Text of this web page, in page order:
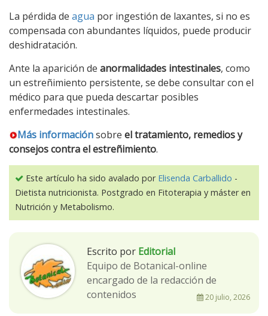
La pérdida de agua por ingestión de laxantes, si no es
compensada con abundantes líquidos, puede producir
deshidratación.
Ante la aparición de anormalidades intestinales, como
un estreñimiento persistente, se debe consultar con el
médico para que pueda descartar posibles
enfermedades intestinales.
Más informaciónsobre el tratamiento, remedios y
consejos contra el estreñimiento.
Este artículo ha sido avalado por Elisenda Carballido -
Dietista nutricionista. Postgrado en Fitoterapia y máster en
Nutrición y Metabolismo.
Escrito por Editorial
Equipo de Botanical-online
encargado de la redacción de
contenidos
20 julio, 2026